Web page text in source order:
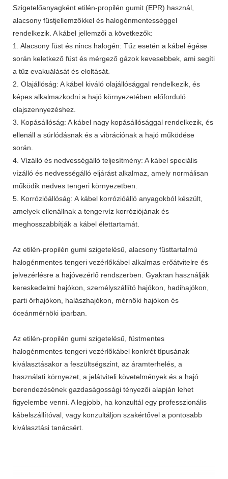
Szigetelőanyagként etilén-propilén gumit (EPR) használ,
alacsony füstjellemzőkkel és halogénmentességgel
rendelkezik. A kábel jellemzői a következők:
1. Alacsony füst és nincs halogén: Tűz esetén a kábel égése
során keletkező füst és mérgező gázok kevesebbek, ami segíti
a tűz evakuálását és eloltását.
2. Olajállóság: A kábel kiváló olajállósággal rendelkezik, és
képes alkalmazkodni a hajó környezetében előforduló
olajszennyezéshez.
3. Kopásállóság: A kábel nagy kopásállósággal rendelkezik, és
ellenáll a súrlódásnak és a vibrációnak a hajó működése
során.
4. Vízálló és nedvességálló teljesítmény: A kábel speciális
vízálló és nedvességálló eljárást alkalmaz, amely normálisan
működik nedves tengeri környezetben.
5. Korrózióállóság: A kábel korrózióálló anyagokból készült,
amelyek ellenállnak a tengervíz korróziójának és
meghosszabbítják a kábel élettartamát.
Az etilén-propilén gumi szigetelésű, alacsony füsttartalmú
halogénmentes tengeri vezérlőkábel alkalmas erőátvitelre és
jelvezérlésre a hajóvezérlő rendszerben. Gyakran használják
kereskedelmi hajókon, személyszállító hajókon, hadihajókon,
parti őrhajókon, halászhajókon, mérnöki hajókon és
óceánmérnöki iparban.
Az etilén-propilén gumi szigetelésű, füstmentes
halogénmentes tengeri vezérlőkábel konkrét típusának
kiválasztásakor a feszültségszint, az áramterhelés, a
használati környezet, a jelátviteli követelmények és a hajó
berendezésének gazdaságossági tényezői alapján lehet
figyelembe venni. A legjobb, ha konzultál egy professzionális
kábelszállítóval, vagy konzultáljon szakértővel a pontosabb
kiválasztási tanácsért.